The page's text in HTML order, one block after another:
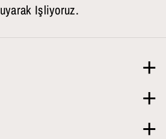
Işliyoruz.